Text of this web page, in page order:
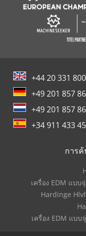
+44 20 331
+49 201 857
+49 201 857
+34 911 433
การค้
เครื่อง EDM แบ
Hardinge
เครื่อง EDM แบ